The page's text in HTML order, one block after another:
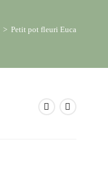
> Petit pot fleuri Euca